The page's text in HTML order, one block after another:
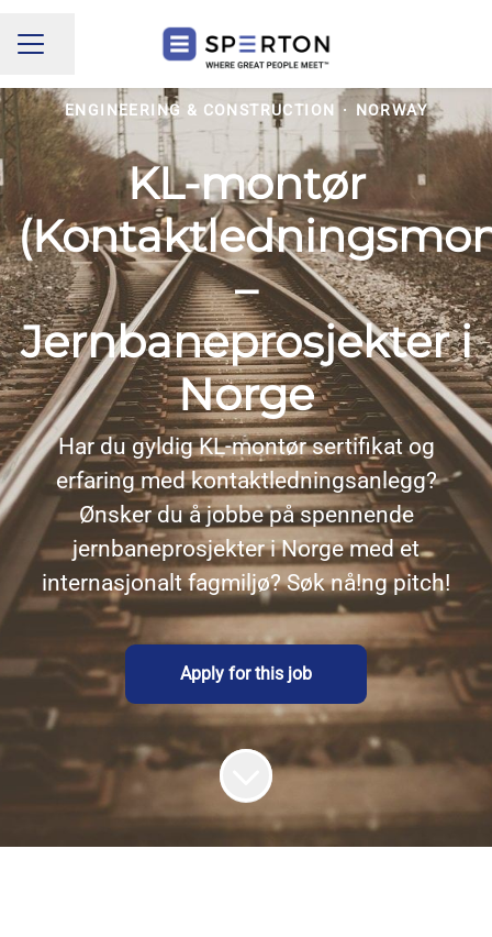
CAREER MENU
Share page
ENGINEERING & CONSTRUCTION · NORWAY
KL-montør
–
Jernbaneprosjekter i
Norge
Har du gyldig KL-montør sertifikat og
erfaring med kontaktledningsanlegg?
Ønsker du å jobbe på spennende
jernbaneprosjekter i Norge med et
internasjonalt fagmiljø? Søk nå!ng pitch!
Apply for this job